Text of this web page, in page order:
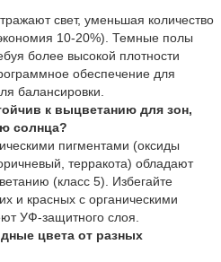
свет, уменьшая количество
10-20%). Темные полы
более высокой плотности
обеспечение для
балансировки.
к выцветанию для зон,
солнца?
пигментами (оксиды
терракота) обладают
(класс 5). Избегайте
и красных с органическими
УФ-защитного слоя.
цвета от разных